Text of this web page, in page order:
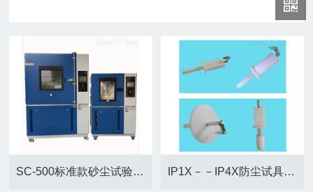
SC-500标准款砂尘试验箱（防尘箱） IP1X－－IP4X防尘试具厂家供应